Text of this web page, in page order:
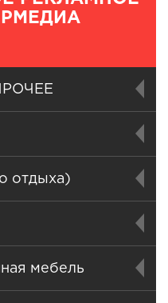
отдыха)
мебель